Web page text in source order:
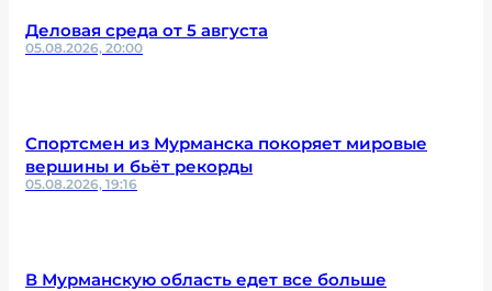
Деловая среда от 5 августа
05.08.2026, 20:00
Спортсмен из Мурманска покоряет мировые
вершины и бьёт рекорды
05.08.2026, 19:16
В Мурманскую область едет все больше